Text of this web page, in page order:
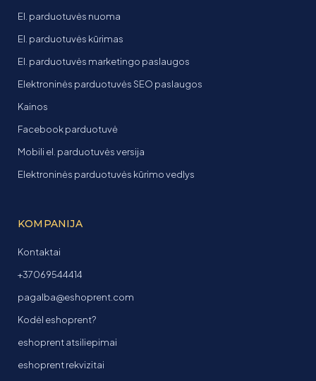
El. parduotuvės nuoma
El. parduotuvės kūrimas
El. parduotuvės marketingo paslaugos
Elektroninės parduotuvės SEO paslaugos
Kainos
Facebook parduotuvė
Mobili el. parduotuvės versija
Elektroninės parduotuvės kūrimo vedlys
KOMPANIJA
Kontaktai
+37069544414
pagalba@eshoprent.com
Kodėl eshoprent?
eshoprent atsiliepimai
eshoprent rekvizitai